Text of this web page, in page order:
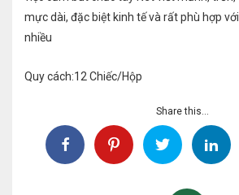
mực dài, đặc biệt kinh tế và rất phù hợp
nhiều
Quy cách:12 Chiếc/Hộp
Share this...